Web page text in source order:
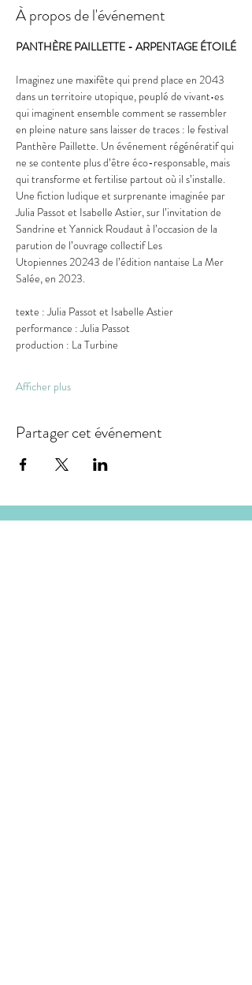
À propos de l'événement
PANTHÈRE PAILLETTE - ARPENTAGE ÉTOILÉ
Imaginez une maxifête qui prend place en 2043
dans un territoire utopique, peuplé de vivant•es
qui imaginent ensemble comment se rassembler
en pleine nature sans laisser de traces : le festival
Panthère Paillette. Un événement régénératif qui
ne se contente plus d’être éco-responsable, mais
qui transforme et fertilise partout où il s’installe.
Une fiction ludique et surprenante imaginée par
Julia Passot et Isabelle Astier, sur l’invitation de
Sandrine et Yannick Roudaut à l’occasion de la
parution de l’ouvrage collectif Les
Utopiennes 20243 de l’édition nantaise La Mer
Salée, en 2023.
texte : Julia Passot et Isabelle Astier
performance : Julia Passot
production : La Turbine
Afficher plus
Partager cet événement